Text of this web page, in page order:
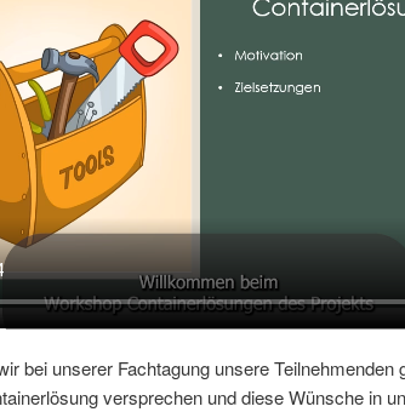
bei unserer Fachtagung unsere Teilnehmenden
versprechen und diese Wünsche in